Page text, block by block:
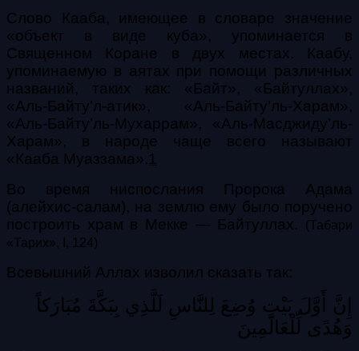
Слово Кааба, имеющее в словаре значение
«объект в виде куба», упоминается в
Священном Коране в двух местах. Каабу,
упоминаемую в аятах при помощи различных
названий, таких как: «Байт», «Байтуллах»,
«Аль-Байту’л-атик», «Аль-Байту’ль-Харам»,
«Аль-Байту’ль-Мухаррам», «Аль-Масджиду’ль-
Харам», в народе чаще всего называют
«Кааба Муаззама».1
Во время ниспослания Пророка Адама
(алейхис-салам), на землю ему было поручено
построить храм в Мекке — Байтуллах.
(Табари
«Тарих», I, 124)
Всевышний Аллах изволил сказать так:
إِنَّ أَوَّلَ بَيْتٍ وُضِعَ لِلنَّاسِ لَلَّذِي بِبَكَّةَ مُبَارَكاً
وَهُدًى لِّلْعَالَمِينَ